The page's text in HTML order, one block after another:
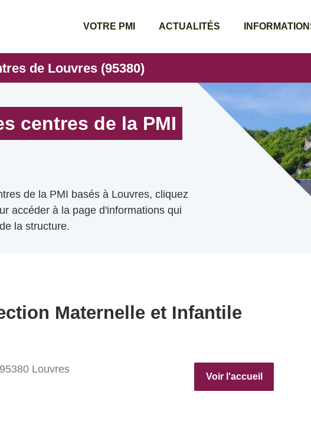
VOTRE PMI ACTUALITÉS
de Louvres (95380)
centres de la PMI
de la PMI basés à Louvres, cliquez
accéder à la page d'informations qui
la structure.
Maternelle et Infantile
Louvres
Voir l'accueil